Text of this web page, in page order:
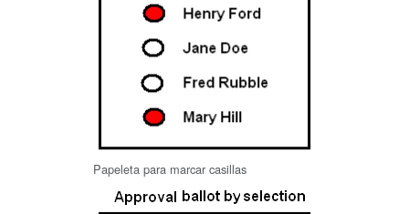
Papeleta para marcar casillas